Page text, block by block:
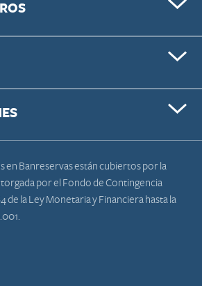
en Banreservas están cubiertos por la
por el Fondo de Contingencia
de la Ley Monetaria y Financiera hasta la